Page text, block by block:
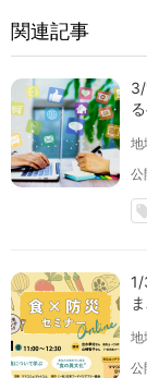
関連記事
地
公
地
公